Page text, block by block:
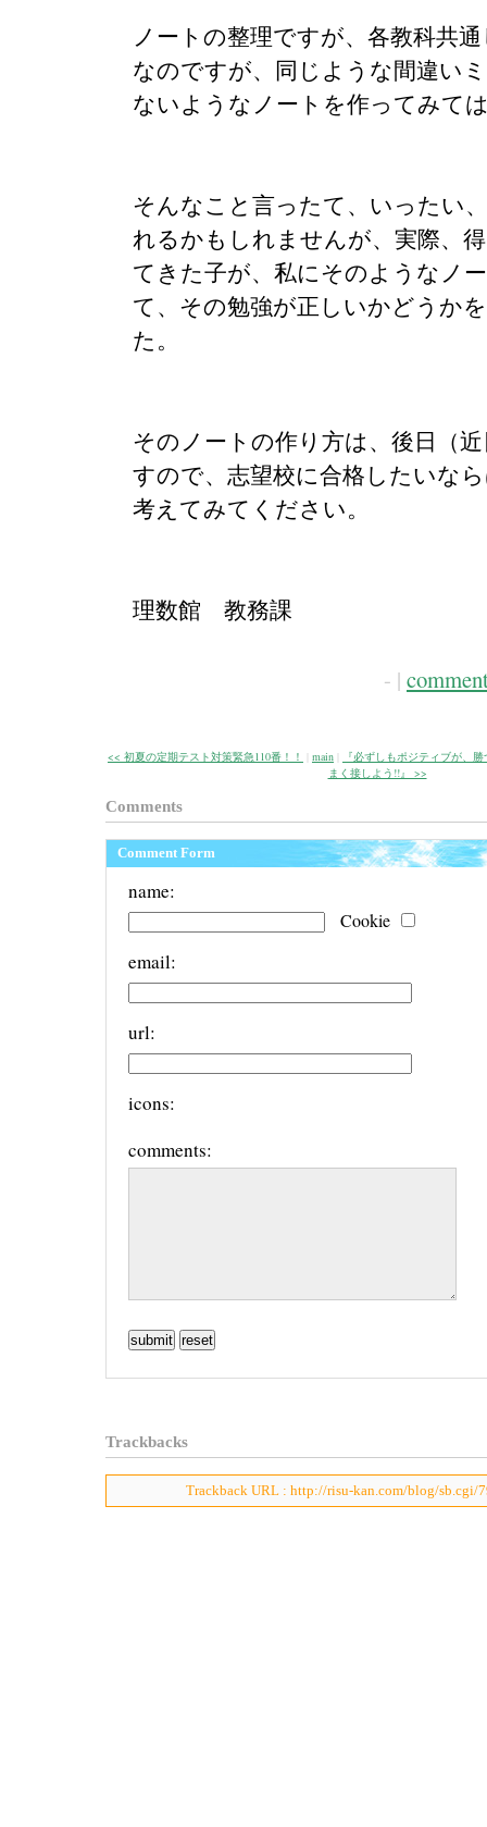
ノートの整理ですが、各教科共
なのですが、同じような間違い
ないようなノートを作ってみて
そんなこと言ったて、いったい
れるかもしれませんが、実際、
てきた子が、私にそのようなノ
て、その勉強が正しいかどうか
た。
そのノートの作り方は、後日（
すので、志望校に合格したいな
考えてみてください。
理数館 教務課
- |
<< 初夏の定期テスト対策緊急110番！！ main
『必ずしもポジティブが、
まく接しよう!!』 >>
Comments
Comment Form
name:
Cookie
email:
url:
icons:
comments:
Trackbacks
Trackback URL : http://risu-kan.com/blog/sb.cgi/